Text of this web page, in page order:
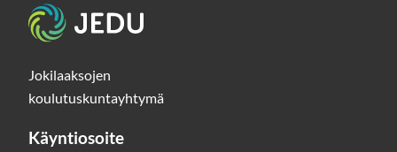
Etusivu
Jokilaaksojen
koulutuskuntayhtymä
Käyntiosoite